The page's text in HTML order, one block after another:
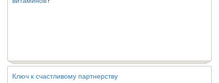
Ключ к счастливому партнерству
Ты хочешь жить долго и счастливо. Возможно, ты мечтал об